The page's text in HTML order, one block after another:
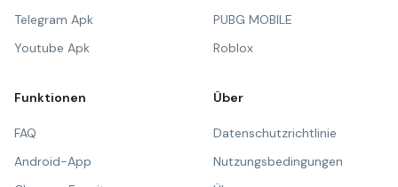
Telegram Apk
Youtube Apk
PUBG MOBILE
Roblox
Funktionen
FAQ
Android-App
Über
Datenschutzrichtlinie
Nutzungsbedingungen